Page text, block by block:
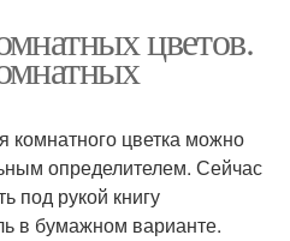
цветов.
комнатного цветка можно
определителем. Сейчас
под рукой книгу
в бумажном варианте.